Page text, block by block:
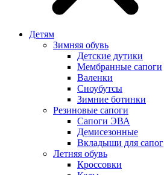
Детям
Зимняя обувь
Детские дутики
Мембранные сапоги
Валенки
Сноубутсы
Зимние ботинки
Резиновые сапоги
Сапоги ЭВА
Демисезонные
Вкладыши для сапог
Летняя обувь
Кроссовки